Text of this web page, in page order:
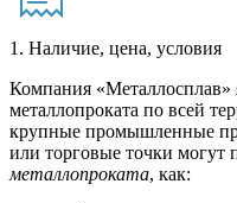
1. Наличие, цена, условия
Компания «Металлосплав»
металлопроката по всей
крупные промышленные
или торговые точки могут
металлопроката, как: